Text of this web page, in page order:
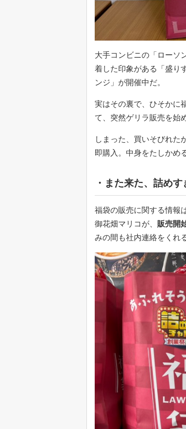
大手コンビニの「ローソ
着した印象がある「盛り
ンジ」が開催中だ。
実はその裏で、ひそかに
て、突然ゲリラ販売を始
しまった、買いそびれた
即購入。中身をたしかめ
・また来た、詰め
福袋の販売に関する情報
御花畑マリコが、 販売開
みの間も社内連絡をくれ